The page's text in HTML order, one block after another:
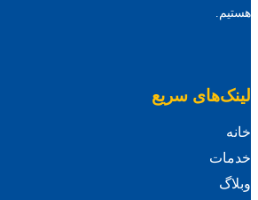
هستیم.
لینک‌های سریع
خانه
خدمات
وبلاگ